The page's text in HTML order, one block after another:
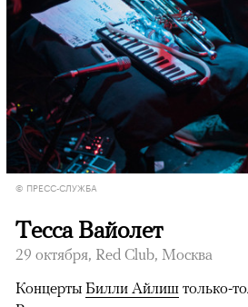
© ПРЕСС-СЛУЖБА
Тесса Вайолет
29 октября, Red Club, Москва
Концерты Билли Айлиш только-